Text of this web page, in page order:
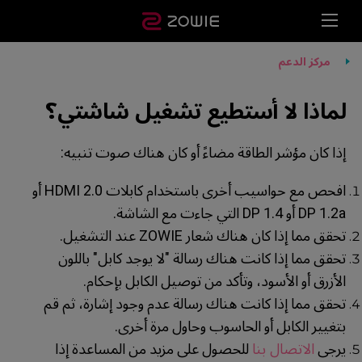
مركز الدعم
لماذا لا أستطيع تشغيل شاشتي؟
إذا كان مؤشر الطاقة مضاءً أو كان هناك صوت تنبيه:
افحص مع حواسيب أخرى باستخدام كابلات HDMI 2.0 أو
DP 1.2a أو DP 1.4 التي جاءت مع الشاشة.
تحقق مما إذا كان هناك شعار ZOWIE عند التشغيل.
تحقق مما إذا كانت هناك رسالة "لا يوجد كابل" باللون
الأزرق أو الأسود، وتأكد من توصيل الكابل بإحكام.
تحقق مما إذا كانت هناك رسالة عدم وجود إشارة، ثم قم
بتغيير الكابل أو الحاسوب وحاول مرة أخرى.
يرجى الاتصال بنا للحصول على مزيد من المساعدة إذا